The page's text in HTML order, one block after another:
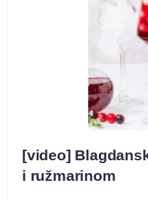
[video]
i ružmarinom